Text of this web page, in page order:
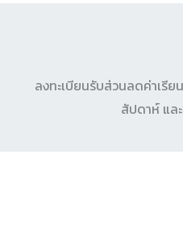
ลงทะเบียนรับส่วนลดค่าเรี
สัปดาห์ แล